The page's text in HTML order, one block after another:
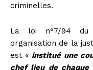
criminelles.
La loi n°7/94 du
organisation de la
est « institué une
chef lieu de chaque